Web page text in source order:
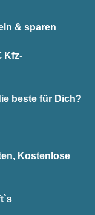
& sparen
Kfz-
beste für Dich?
Kostenlose